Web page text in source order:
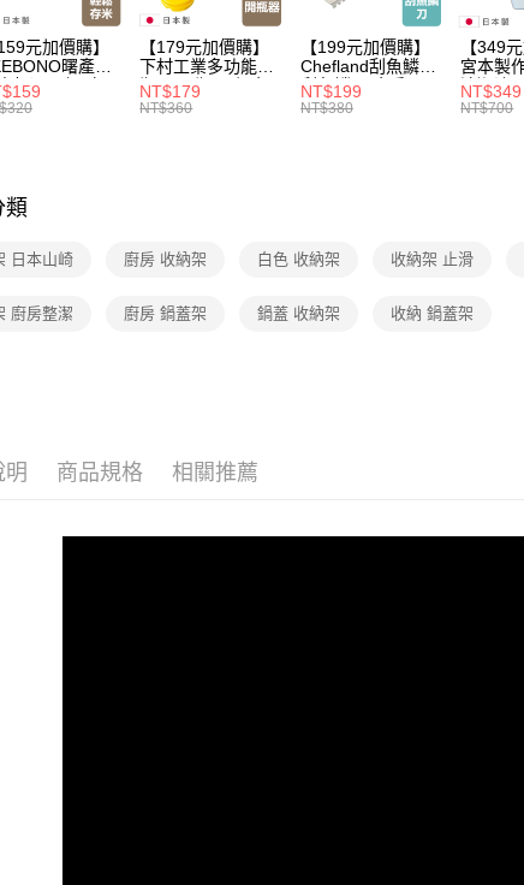
家搶購！
【🎉歡
元加價購】
曙產業
杯漏斗組(白)/
杯/米桶/量米
【179元加價購】
下村工業多功能開
瓶器/開瓶器/餐廚
用品/料理道具/任
NT$179
NT$360
【199元加價購】
Chefland刮魚鱗刀/
刮魚鱗器/廚房用
品/料理道具/任二
NT$199
NT$380
【349
宮本製
清潔液
精/洗衣
NT$349
NT$700
類
日本山崎 廚房 收納架 白色 收納架 收納架 止滑
廚房整潔 廚房 鍋蓋架 鍋蓋 收納架 收納 鍋蓋架
明 商品規格 相關推薦